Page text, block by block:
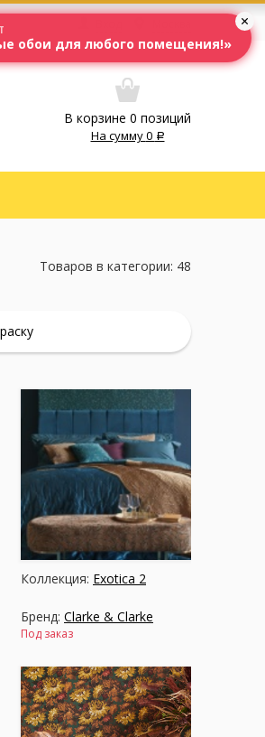
В корзине 0 позиций
На сумму0
Коллекция: Exotica 2
Бренд: Clarke & Clarke
Под заказ
Товаров в категории: 48
обои для любого помещения!»